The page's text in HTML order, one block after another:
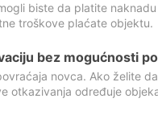
biste da platite
troškove plaćate objektu.
bez mogućnosti
novca. Ako želite
otkazivanja određuje